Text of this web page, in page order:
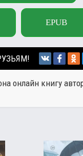
EPUB
онлайн книгу